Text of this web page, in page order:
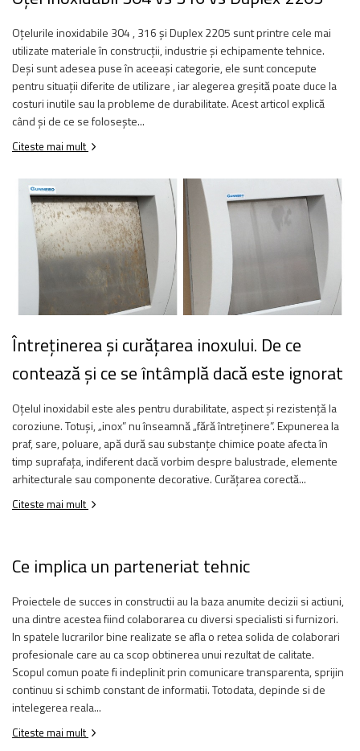
Balustrada inox / metalica
Ancore - Flanse - Placute
Fitting-uri balustrada inox
Bile - sfere
Cabluri si accesorii balustrada inox
Capace - dopuri capat teava
Porti
Montanti echipati balustrada inox
Sisteme tabla perforata
Stifturi - Placute suport pentru
balustrada inox
Suport mana curenta balustrada inox
Suporturi traverse/garzi
Tevi si bare
Oțelurile inoxidabile 304 , 316 și Duplex 2205 sunt printre cele mai
utilizate materiale în construcții, industrie și echipamente tehnice.
Deși sunt adesea puse în aceeași categorie, ele sunt concepute
pentru situații diferite de utilizare , iar alegerea greșită poate duce la
costuri inutile sau la probleme de durabilitate. Acest articol explică
când și de ce se folosește...
Citeste mai mult
Întreținerea și curățarea inoxului. De ce
contează și ce se întâmplă dacă este ignorat
Oțelul inoxidabil este ales pentru durabilitate, aspect și rezistență la
coroziune. Totuși, „inox” nu înseamnă „fără întreținere”. Expunerea la
praf, sare, poluare, apă dură sau substanțe chimice poate afecta în
timp suprafața, indiferent dacă vorbim despre balustrade, elemente
arhitecturale sau componente decorative. Curățarea corectă...
Citeste mai mult
Ce implica un parteneriat tehnic
Proiectele de succes in constructii au la baza anumite decizii si actiuni,
una dintre acestea fiind colaborarea cu diversi specialisti si furnizori.
In spatele lucrarilor bine realizate se afla o retea solida de colaborari
profesionale care au ca scop obtinerea unui rezultat de calitate.
Scopul comun poate fi indeplinit prin comunicare transparenta, sprijin
continuu si schimb constant de informatii. Totodata, depinde si de
intelegerea reala...
Citeste mai mult